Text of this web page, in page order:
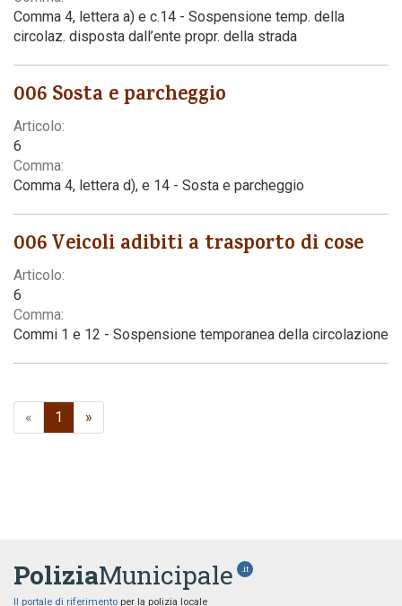
Comma 4, lettera a) e c.14 - Sospensione temp. della
circolaz. disposta dall’ente propr. della strada
006 Sosta e parcheggio
Articolo:
6
Comma:
Comma 4, lettera d), e 14 - Sosta e parcheggio
006 Veicoli adibiti a trasporto di cose
Articolo:
6
Comma:
Commi 1 e 12 - Sospensione temporanea della circolazione
« 1 »
PoliziaMunicipale .it
Il portale di riferimento per la polizia locale